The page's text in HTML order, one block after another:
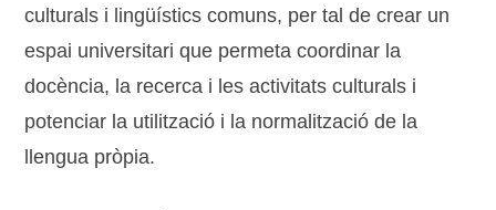
culturals i lingüístics comuns, per tal de crear un
espai universitari que permeta coordinar la
docència, la recerca i les activitats culturals i
potenciar la utilització i la normalització de la
llengua pròpia.